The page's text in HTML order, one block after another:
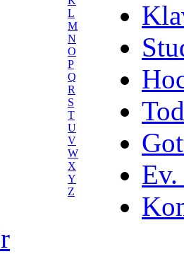
L
M
N
O
P
Q
R
S
T
U
V
W
X
Y
Z
Ev.